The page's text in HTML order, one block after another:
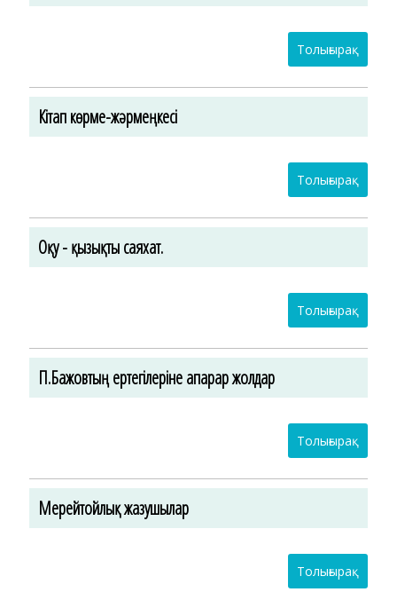
Толығырақ
Кітап көрме-жәрмеңкесі
Толығырақ
Оқу - қызықты саяхат.
Толығырақ
П.Бажовтың ертегілеріне апарар жолдар
Толығырақ
Мерейтойлық жазушылар
Толығырақ